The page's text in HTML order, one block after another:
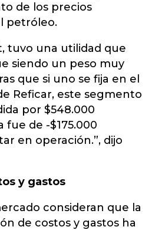
de los precios
petróleo.
tuvo una utilidad que
siendo un peso muy
que si uno se fija en el
Reficar, este segmento
por $548.000
fue de -$175.000
en operación.”, dijo
y gastos
consideran que la
de costos y gastos ha